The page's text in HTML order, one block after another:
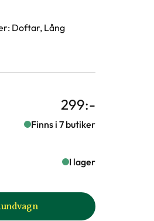
är odlingszon?
: Doftar, Lång
299:-
Finns i 7 butiker
I lager